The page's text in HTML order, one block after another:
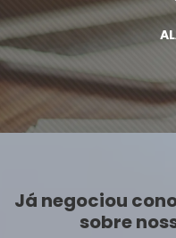
Já negociou
sobre